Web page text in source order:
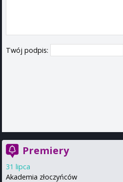
Twój podpis:
Premiery
31 lipca
Akademia złoczyńców